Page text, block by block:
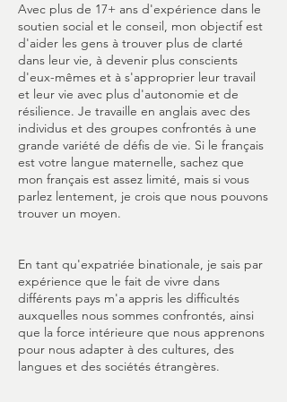
Avec plus de 17+ ans d'expérience dans le
soutien social et le conseil, mon objectif est
d'aider les gens à trouver plus de clarté
dans leur vie, à devenir plus conscients
d'eux-mêmes et à s'approprier leur travail
et leur vie avec plus d'autonomie et de
résilience. Je travaille en anglais avec des
individus et des groupes confrontés à une
grande variété de défis de vie. Si le français
est votre langue maternelle, sachez que
mon français est assez limité, mais si vous
parlez lentement, je crois que nous pouvons
trouver un moyen.
En tant qu'expatriée binationale, je sais par
expérience que le fait de vivre dans
différents pays m'a appris les difficultés
auxquelles nous sommes confrontés, ainsi
que la force intérieure que nous apprenons
pour nous adapter à des cultures, des
langues et des sociétés étrangères.